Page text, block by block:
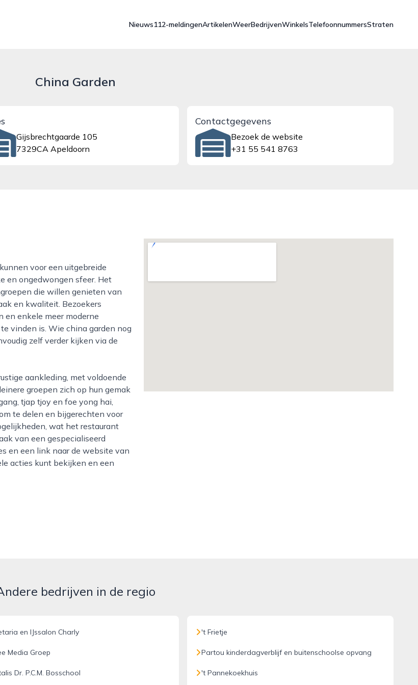
Nieuws112-meldingenArtikelenWeerBedrijvenWinkelsTelefoonnummersStraten
China Garden
Gijsbrechtgaarde 105
7329CA Apeldoorn
Contactgegevens
Bezoek de website
+31 55 541 8763
en ongedwongen sfeer. Het
die willen genieten van
en kwaliteit. Bezoekers
en enkele meer moderne
vinden is. Wie china garden nog
zelf verder kijken via de
groepen zich op hun gemak
tjap tjoy en foe yong hai,
te delen en bijgerechten voor
wat het restaurant
van een gespecialiseerd
en een link naar de website van
acties kunt bekijken en een
bedrijven in de regio
en IJssalon Charly
Media Groep
Dr. P.C.M. Bosschool
't Frietje
Partou kinderdagverblijf en buitenschoolse opvang
't Pannekoekhuis